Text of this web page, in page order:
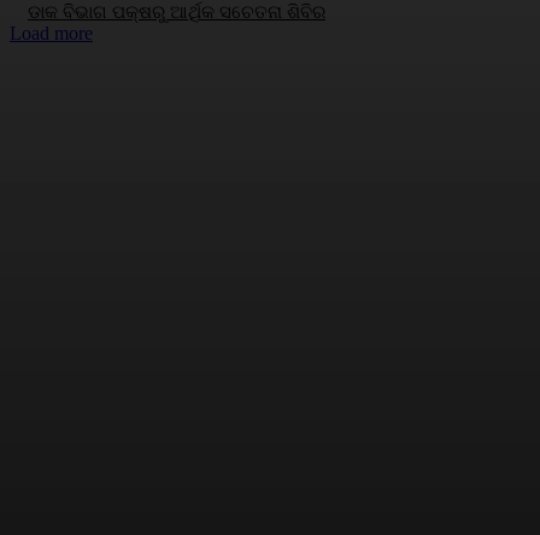
ଡାକ ବିଭାଗ ପକ୍ଷରୁ ଆର୍ଥିକ ସଚେତନା ଶିବିର
Load more